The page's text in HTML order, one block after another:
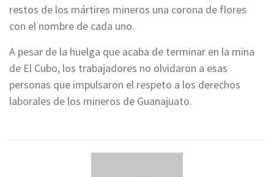
restos de los mártires mineros una corona de flores
con el nombre de cada uno.
A pesar de la huelga que acaba de terminar en la mina
de El Cubo, los trabajadores no olvidaron a esas
personas que impulsaron el respeto a los derechos
laborales de los mineros de Guanajuato.